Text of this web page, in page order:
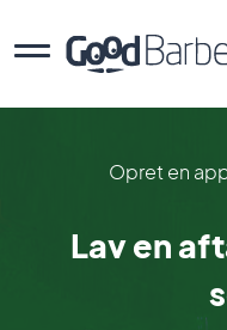
Opret en
Lav en